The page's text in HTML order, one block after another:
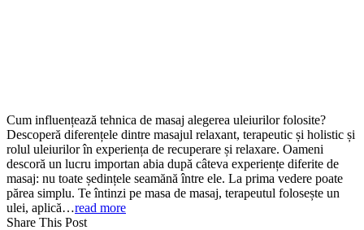
Cum influențează tehnica de masaj alegerea uleiurilor folosite?
Descoperă diferențele dintre masajul relaxant, terapeutic și holistic și
rolul uleiurilor în experiența de recuperare și relaxare. Oameni
descoră un lucru importan abia după câteva experiențe diferite de
masaj: nu toate ședințele seamănă între ele. La prima vedere poate
părea simplu. Te întinzi pe masa de masaj, terapeutul folosește un
ulei, aplică…read more
Share This Post